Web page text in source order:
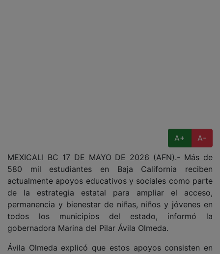
A+
A-
MEXICALI BC 17 DE MAYO DE 2026 (AFN).- Más de
580 mil estudiantes en Baja California reciben
actualmente apoyos educativos y sociales como parte
de la estrategia estatal para ampliar el acceso,
permanencia y bienestar de niñas, niños y jóvenes en
todos los municipios del estado, informó la
gobernadora Marina del Pilar Ávila Olmeda.
Ávila Olmeda explicó que estos apoyos consisten en